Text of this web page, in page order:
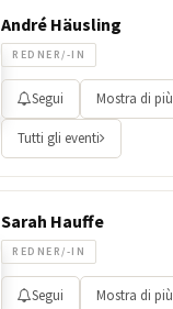
André Häusling
REDNER/-IN
Segui Mostra di più
Tutti gli eventi
Sarah Hauffe
REDNER/-IN
Segui Mostra di più